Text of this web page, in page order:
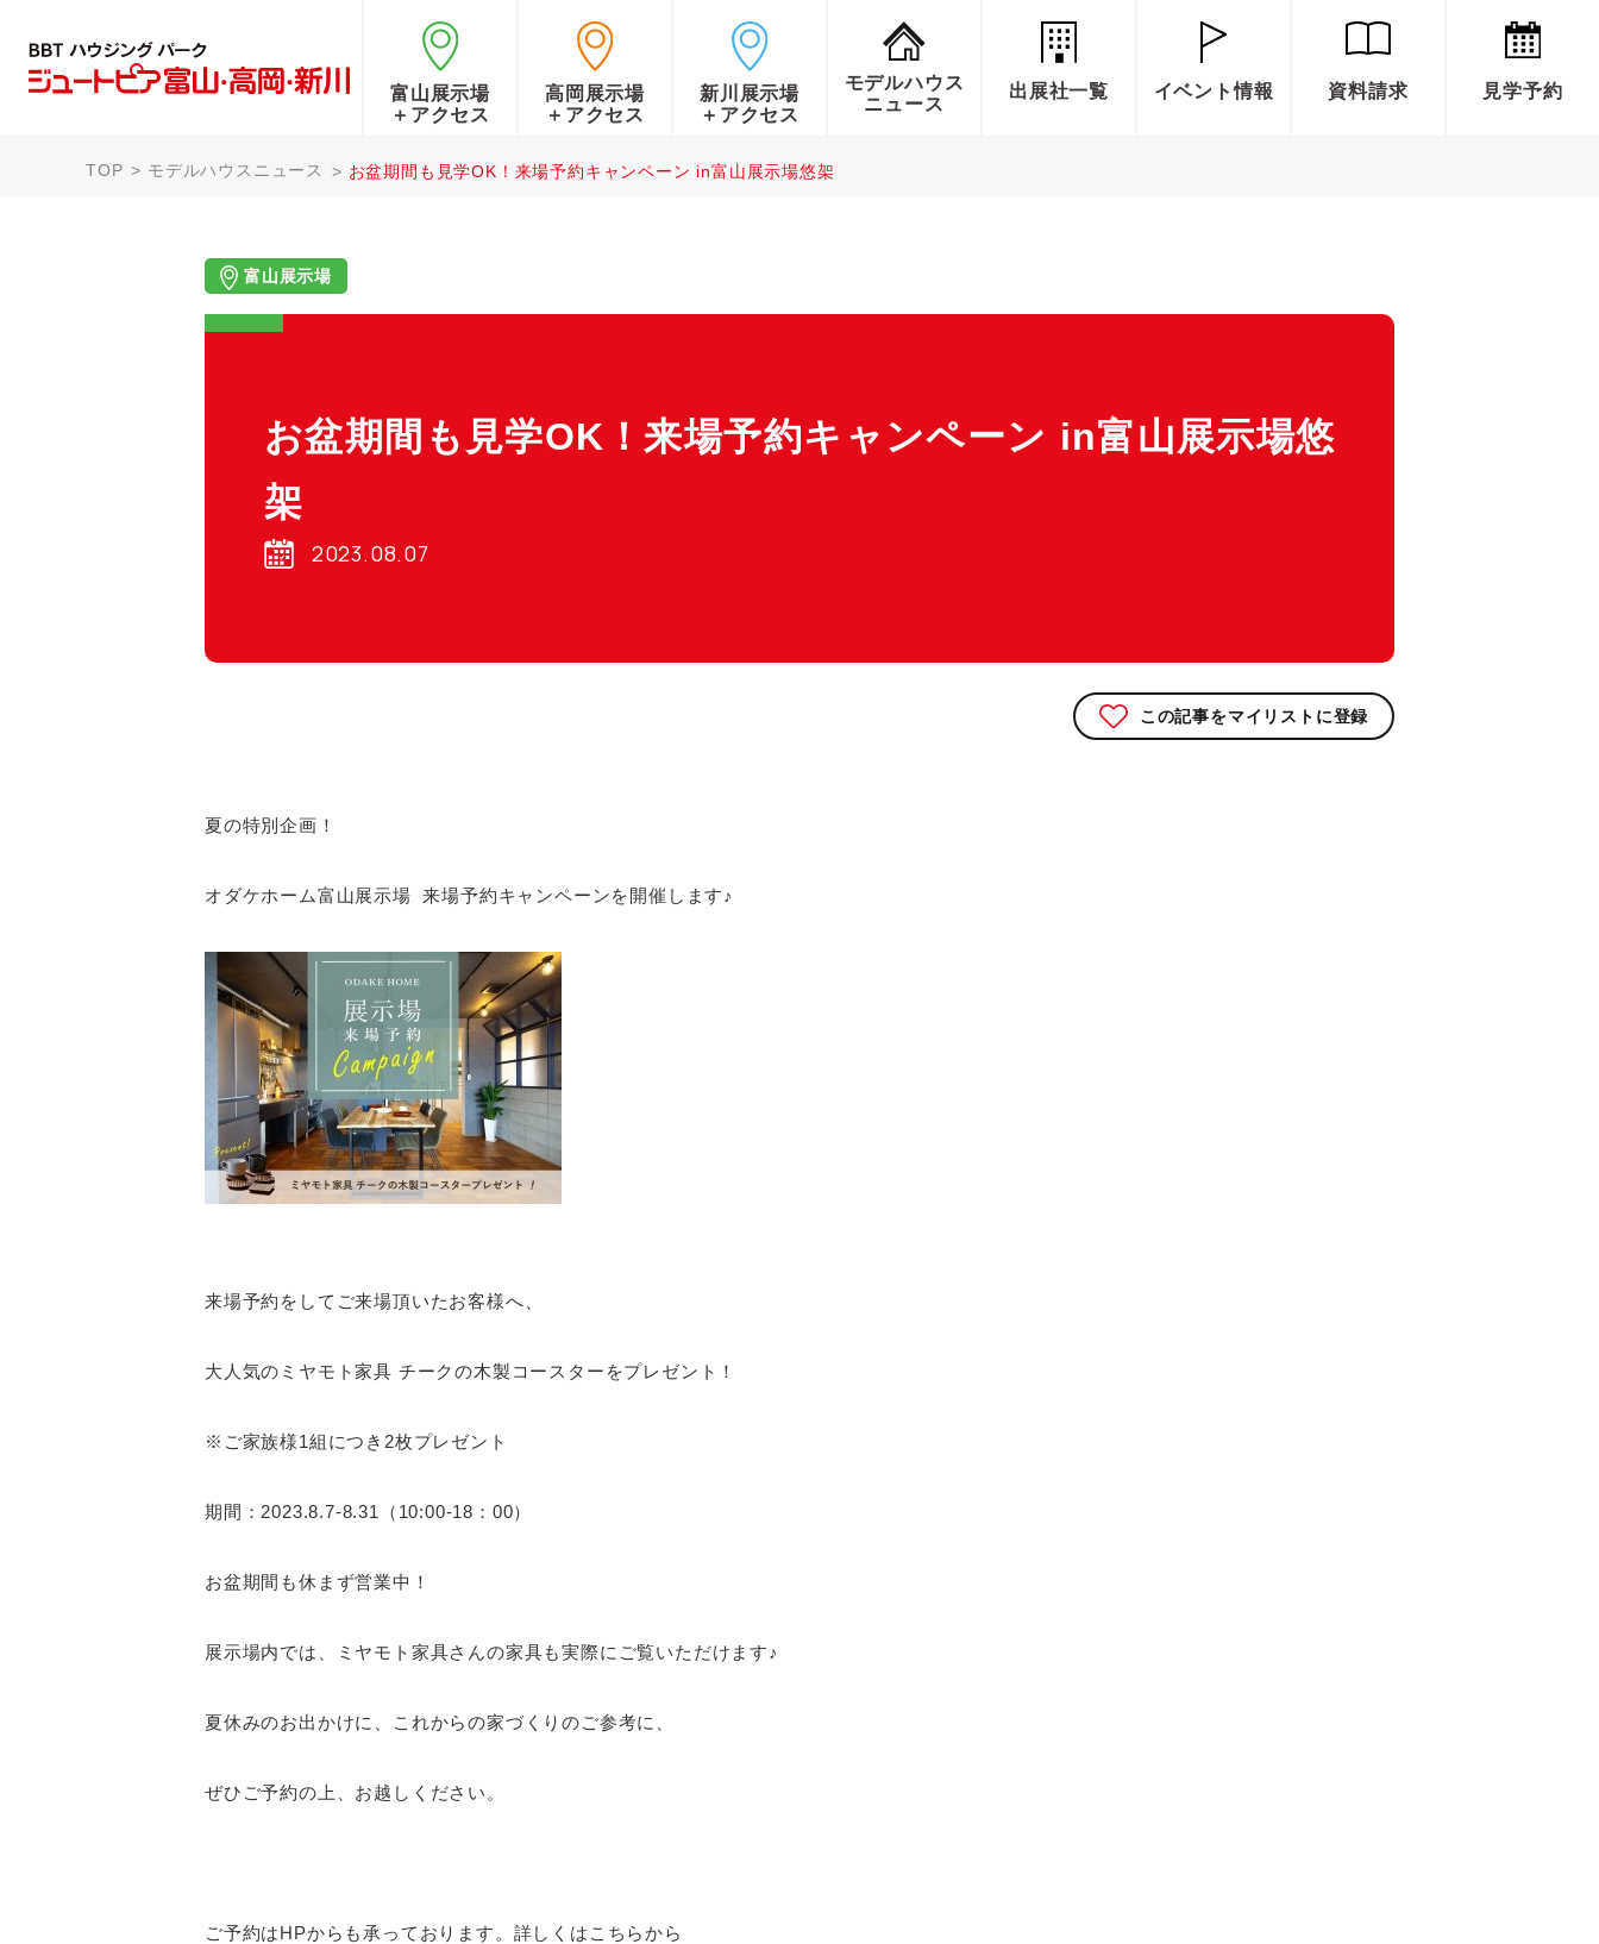
富山展示場
＋アクセス
高岡展示場
＋アクセス
新川展示場
＋アクセス
モデルハウス
ニュース
出展社一覧 イベント情報 資料請求 見学予約
TOP モデルハウスニュース お盆期間も見学OK！来場予約キャンペーン in富山展示場悠架
富山展示場
お盆期間も見学OK！来場予約キャンペーン in富山展示場悠
架
2023.08.07
この記事をマイリストに登録
夏の特別企画！
オダケホーム富山展示場 来場予約キャンペーンを開催します♪
来場予約をしてご来場頂いたお客様へ、
大人気のミヤモト家具 チークの木製コースターをプレゼント！
※ご家族様1組につき2枚プレゼント
期間：2023.8.7-8.31（10:00-18：00）
お盆期間も休まず営業中！
展示場内では、ミヤモト家具さんの家具も実際にご覧いただけます♪
夏休みのお出かけに、これからの家づくりのご参考に、
ぜひご予約の上、お越しください。
ご予約はHPからも承っております。詳しくはこちらから